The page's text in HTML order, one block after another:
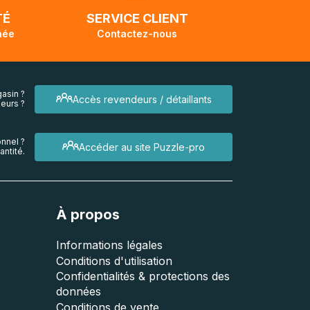
SERVICE CLIENT
Contactez-nous
Accès revendeurs / détaillants
?
?
Accéder au site Puzzle-pro
?
À propos
Informations légales
Conditions d'utilisation
Confidentialités & protections des
données
Conditions de vente